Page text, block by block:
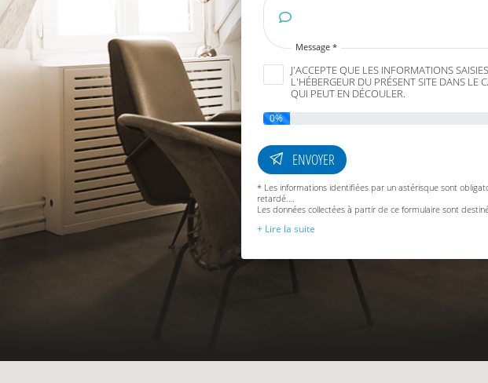
Message *
J'ACCEPTE QUE LES INFORMATIONS
L'HÉBERGEUR DU PRÉSENT SITE DANS LE
QUI PEUT EN DÉCOULER.
0%
ENVOYER
* Les informations identifiées par un astérisque sont
retardé.
Les données collectées à partir de ce formulaire sont
Conformément à la réglementation en matière de
prospection commerciale.
Vous disposez enfin du droit de définir des directives
décès et celui d’introduire une réclamation auprès d’une